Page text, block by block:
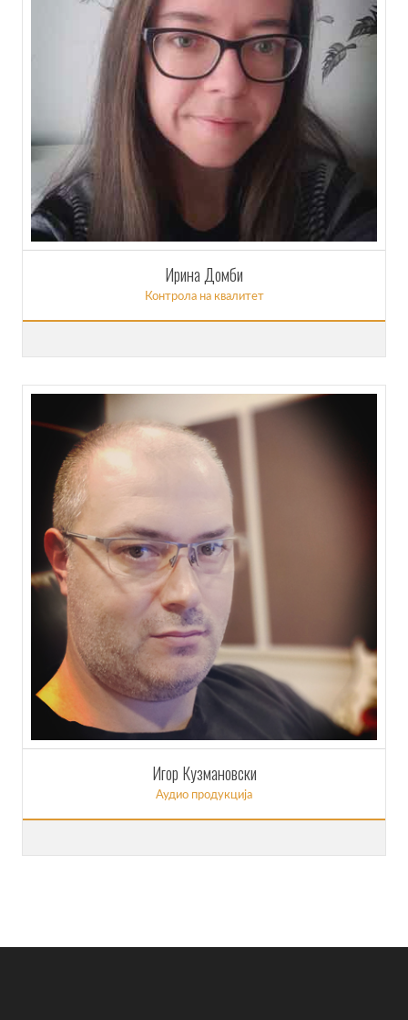
Ирина Домби
Контрола на квалитет
Игор Кузмановски
Аудио продукција